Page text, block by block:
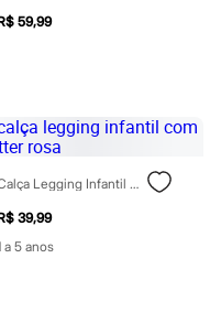
59,99
Calça Legging Infantil Com Glitter Rosa
39,99
a 5 anos